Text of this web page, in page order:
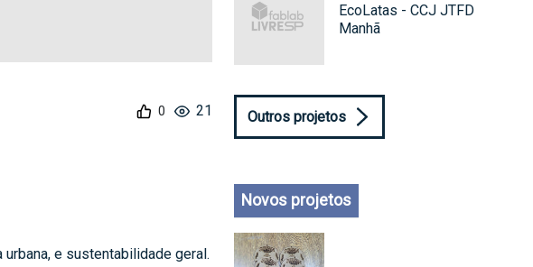
21
e sustentabilidade geral.
EcoLatas - CCJ JTFD
Manhã
Outros projetos
Novos projetos